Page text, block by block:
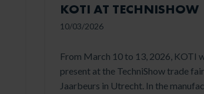
KOTI AT TECHNISHOW
10/03/2026
From March 10 to 13, 2026, KOTI
present at the TechniShow trade
Jaarbeurs in Utrecht. In the